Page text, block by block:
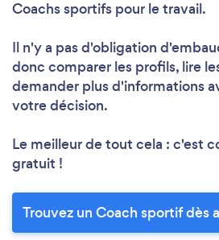
Coachs sportifs pour le travail.
Il n'y a pas d'obligation
donc comparer les profils, lire
demander plus d'informations
votre décision.
Le meilleur de tout cela : c'est
gratuit !
Trouvez un Coach sportif dès